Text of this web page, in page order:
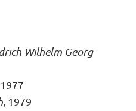
Wilhelm Georg
, 1979